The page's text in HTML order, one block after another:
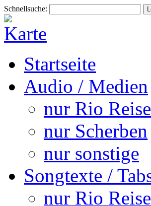
Schnellsuche:
Startseite
Audio / Medien
nur Rio
nur Scherben
nur sonstige
Songtexte /
nur Rio